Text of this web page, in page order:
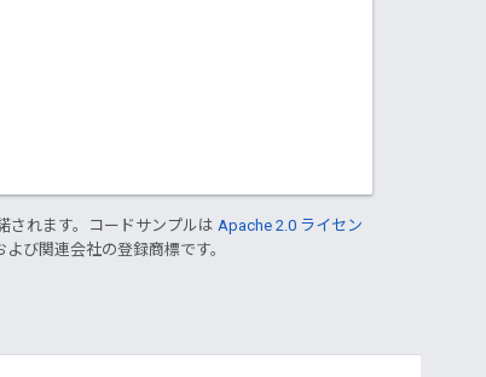
されます。コードサンプルは Apache 2.0 ライセン
び関連会社の登録商標です。